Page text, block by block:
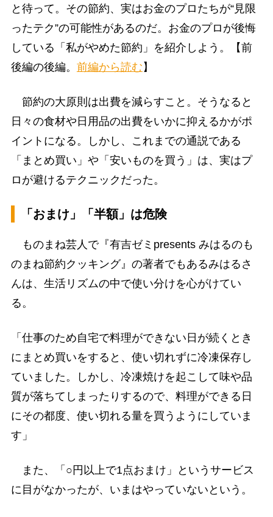
と待って。その節約、実はお金のプロたちが“見限
ったテク”の可能性があるのだ。お金のプロが後悔
している「私がやめた節約」を紹介しよう。【前
後編の後編。 前編から読む 】
節約の大原則は出費を減らすこと。そうなると
日々の食材や日用品の出費をいかに抑えるかがポ
イントになる。しかし、これまでの通説である
「まとめ買い」や「安いものを買う」は、実はプ
ロが避けるテクニックだった。
「おまけ」「半額」は危険
ものまね芸人で『有吉ゼミpresents みはるのも
のまね節約クッキング』の著者でもあるみはるさ
んは、生活リズムの中で使い分けを心がけてい
る。
「仕事のため自宅で料理ができない日が続くとき
にまとめ買いをすると、使い切れずに冷凍保存し
ていました。しかし、冷凍焼けを起こして味や品
質が落ちてしまったりするので、料理ができる日
にその都度、使い切れる量を買うようにしていま
す」
また、「○円以上で1点おまけ」というサービス
に目がなかったが、いまはやっていないという。